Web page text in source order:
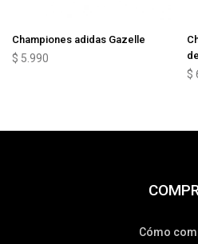
Championes adidas Gazelle
$ 5.990
$
Cómo